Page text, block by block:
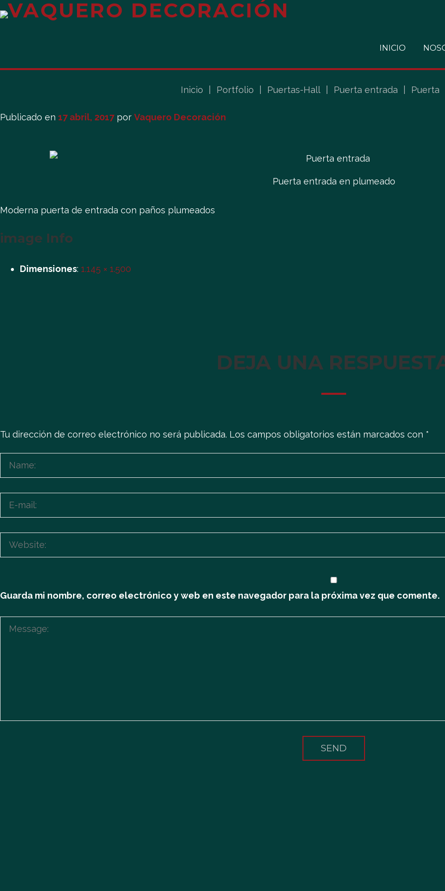
INICIO
Inicio Portfolio Puertas-Hall Puerta entrada Puerta
Publicado en 17 abril, 2017por Vaquero Decoración
Puerta entrada en plumeado
Moderna puerta de entrada con paños plumeados
image Info
Dimensiones: 1.145 × 1.500
DEJA UNA
Tu dirección de correo electrónico no será publicada. Los campos obligatorios están marcados con *
Guarda mi nombre, correo electrónico y web en este navegador para la próxima vez que comente.